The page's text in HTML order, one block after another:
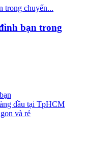
bạn trong
đầu tại TpHCM
và rẻ